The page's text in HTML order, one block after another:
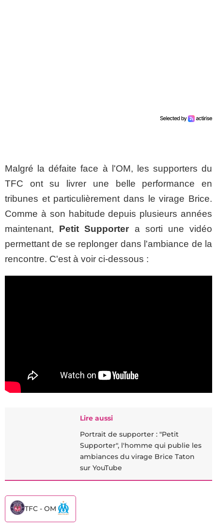
Malgré la défaite face à l'OM, les supporters du
TFC ont su livrer une belle performance en
tribunes et particulièrement dans le virage Brice.
Comme à son habitude depuis plusieurs années
maintenant, Petit Supporter a sorti une vidéo
permettant de se replonger dans l'ambiance de la
rencontre. C'est à voir ci-dessous :
Lire aussi
Portrait de supporter : "Petit
Supporter", l'homme qui publie les
ambiances du virage Brice Taton
sur YouTube
TFC - OM